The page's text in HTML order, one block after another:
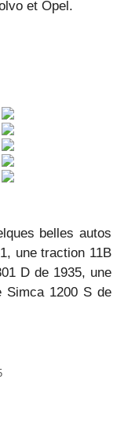
et Opel.
belles autos
une traction 11B
D de 1935, une
Simca 1200 S de